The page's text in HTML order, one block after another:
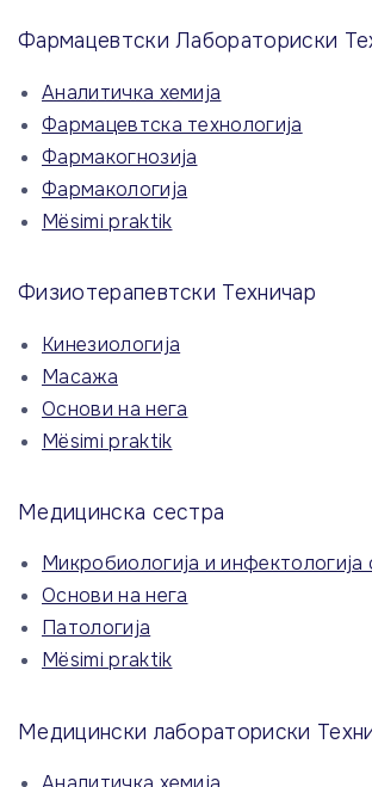
Фармацевтски Лабораториски
Аналитичка хемија
Фармацевтска технологија
Фармакогнозија
Фармакологија
Mësimi praktik
Физиотерапевтски Техничар
Кинезиологија
Масажа
Основи на нега
Mësimi praktik
Медицинска сестра
Микробиологија и инфектологија
Основи на нега
Патологија
Mësimi praktik
Медицински лабораториски